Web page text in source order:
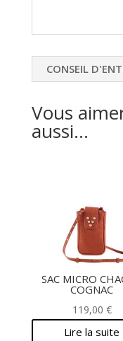
CONSEIL
Vous
aussi…
SAC MICRO
COGNAC
119,00 €
Lire la suite